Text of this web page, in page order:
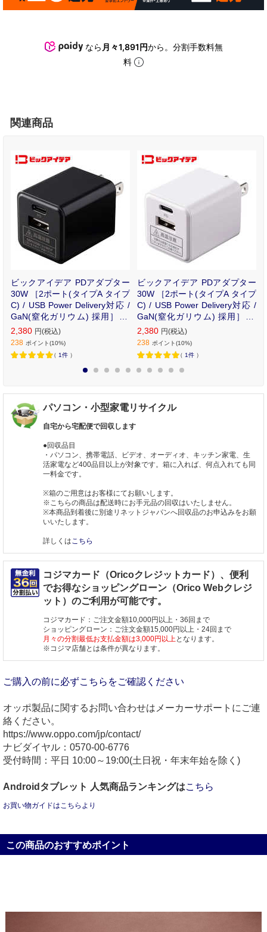
なら 月々1,891円から。分割手数料無
料
関連商品
ビックアイデア PDアダプター
30W ［2ポート(タイプA タイプ
C) / USB Power Delivery対応 /
GaN(窒化ガリウム) 採用］ ブ
ラック BIT-ACPD302AK
2,380 円(税込)
238 ポイント(10%)
（ 1件 ）
ビックアイデア PDアダプター
30W ［2ポート(タイプA タイプ
C) / USB Power Delivery対応 /
GaN(窒化ガリウム) 採用］ ホ
ワイト BIT-ACPD302AW
2,380 円(税込)
238 ポイント(10%)
（ 1件 ）
パソコン・小型家電リサイクル
自宅から宅配便で回収します
●回収品目
・パソコン、携帯電話、ビデオ、オーディオ、キッチン家電、生
活家電など400品目以上が対象です。箱に入れば、何点入れても同
一料金です。
※箱のご用意はお客様にてお願いします。
※こちらの商品は配送時にお手元品の回収はいたしません。
※本商品到着後に別途リネットジャパンへ回収品のお申込みをお願
いいたします。
詳しくはこちら
コジマカード（Oricoクレジットカード）、便利
でお得なショッピングローン（Orico Webクレジ
ット）のご利用が可能です。
コジマカード：ご注文金額10,000円以上・36回まで
ショッピングローン：ご注文金額15,000円以上・24回まで
月々の分割最低お支払金額は3,000円以上となります。
※コジマ店舗とは条件が異なります。
ご購入の前に必ずこちらをご確認ください
オッポ製品に関するお問い合わせはメーカーサポートにご連
絡ください。
https://www.oppo.com/jp/contact/
ナビダイヤル：0570-00-6776
受付時間：平日 10:00～19:00(土日祝・年末年始を除く)
Androidタブレット 人気商品ランキングはこちら
お買い物ガイドはこちらより
この商品のおすすめポイント